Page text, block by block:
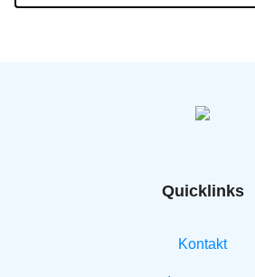
Quicklinks
Kontakt